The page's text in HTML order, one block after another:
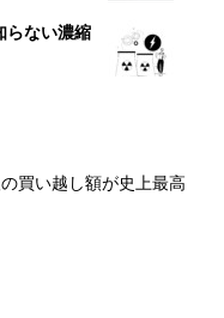
らない濃縮
の買い越し額が史上最高